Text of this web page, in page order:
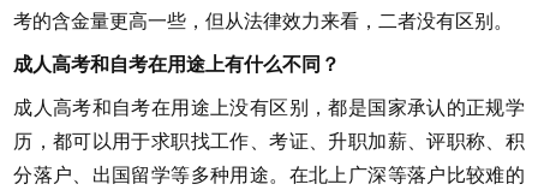
考的含金量更高一些，但从法律效力来看，二者没有区别。
成人高考和自考在用途上有什么不同？
成人高考和自考在用途上没有区别，都是国家承认的正规学
历，都可以用于求职找工作、考证、升职加薪、评职称、积
分落户、出国留学等多种用途。在北上广深等落户比较难的